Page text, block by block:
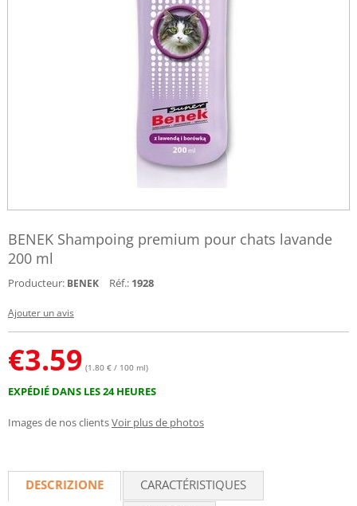
BENEK Shampoing premium pour chats lavande
200 ml
Producteur: BENEK Réf.: 1928
Ajouter un avis
€3.59 (1.80 € / 100 ml)
EXPÉDIÉ DANS LES 24 HEURES
Images de nos clientsVoir plus de photos
DESCRIZIONE
CARACTÉRISTIQUES